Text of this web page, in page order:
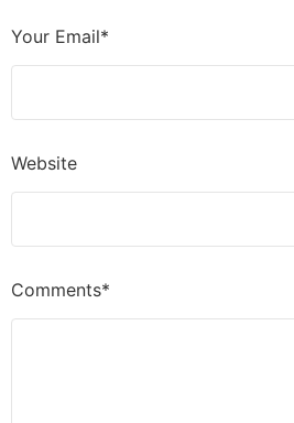
Comments*
Your Email*
Website